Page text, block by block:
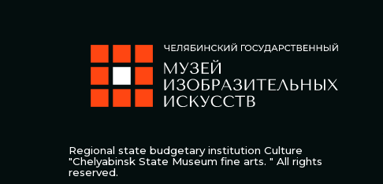
Regional state budgetary institution Culture
"Chelyabinsk State Museum fine arts. " All rights
reserved.